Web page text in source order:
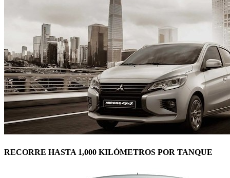
RECORRE HASTA 1,000 KILÓMETROS POR TANQUE